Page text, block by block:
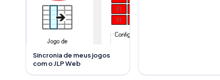
Sincronia de meus jogos
com o JLP Web